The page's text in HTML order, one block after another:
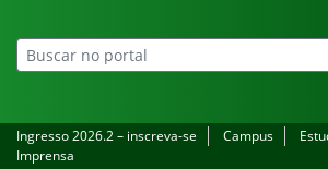
Ingresso 2026.2 – inscreva-se Campus
Imprensa